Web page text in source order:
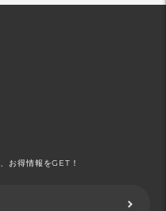
、お得情報をGET！